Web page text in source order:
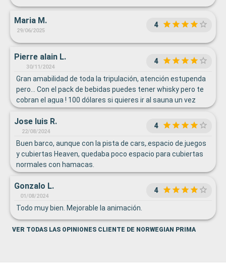
Maria M.
29/06/2025
4
Pierre alain L.
30/11/2024
4
Gran amabilidad de toda la tripulación, atención estupenda
pero… Con el pack de bebidas puedes tener whisky pero te
cobran el agua ! 100 dólares si quieres ir al sauna un vez
aunque sea diez minutos. Todos los vestuarios de la
piscina cerrados, por lo cual tienes que volver mojado a
través de los restaurantes. Al tener muchas cabinas sin
ventanas, sus ocupantes reservan con toallas y ropa todos
los asientos y canapés de zonas comunes. Ruido continuo
de craqueo de las ventanas balcón lo que no te deja dormir
ni con tapones. Comida buena pero repetitiva.
Jose luis R.
22/08/2024
4
Buen barco, aunque con la pista de cars,.espacio de.juegos
y cubiertas Heaven, quedaba poco espacio para cubiertas
normales con hamacas.
Gonzalo L.
01/08/2024
4
Todo muy bien. Mejorable la animación.
VER TODAS LAS OPINIONES CLIENTE DE NORWEGIAN PRIMA